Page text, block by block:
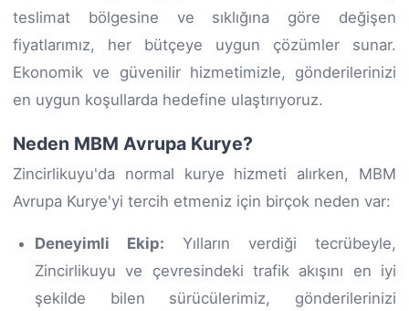
teslimat bölgesine ve sıklığına göre değişen
fiyatlarımız, her bütçeye uygun çözümler sunar.
Ekonomik ve güvenilir hizmetimizle, gönderilerinizi
en uygun koşullarda hedefine ulaştırıyoruz.
Neden MBM Avrupa Kurye?
Zincirlikuyu'da normal kurye hizmeti alırken, MBM
Avrupa Kurye'yi tercih etmeniz için birçok neden var:
Deneyimli Ekip: Yılların verdiği tecrübeyle,
Zincirlikuyu ve çevresindeki trafik akışını en iyi
şekilde bilen sürücülerimiz, gönderilerinizi